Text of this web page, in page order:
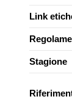
Link
Stagione